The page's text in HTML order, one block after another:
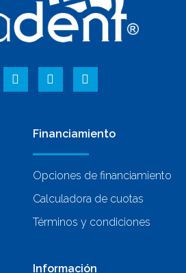
Financiamiento
Opciones de financiamiento
Calculadora de cuotas
Términos y condiciones
Información